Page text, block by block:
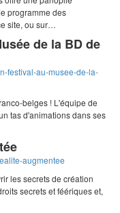
programme des
site, ou sur…
de la BD de
festival-au-musee-de-la-
belges ! L'équipe de
tas d'animations dans ses
augmentee
les secrets de création
secrets et féériques et,